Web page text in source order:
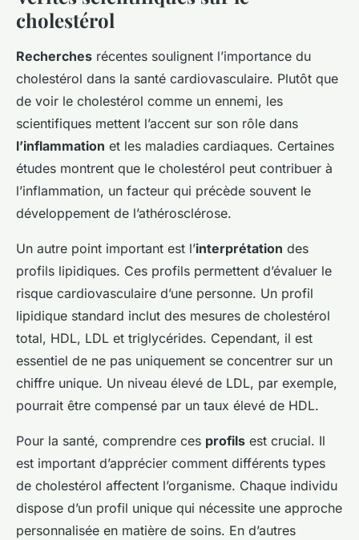
cholestérol
Recherches récentes soulignent l’importance du
cholestérol dans la santé cardiovasculaire. Plutôt que
de voir le cholestérol comme un ennemi, les
scientifiques mettent l’accent sur son rôle dans
l’inflammation et les maladies cardiaques. Certaines
études montrent que le cholestérol peut contribuer à
l’inflammation, un facteur qui précède souvent le
développement de l’athérosclérose.
Un autre point important est l’interprétation des
profils lipidiques. Ces profils permettent d’évaluer le
risque cardiovasculaire d’une personne. Un profil
lipidique standard inclut des mesures de cholestérol
total, HDL, LDL et triglycérides. Cependant, il est
essentiel de ne pas uniquement se concentrer sur un
chiffre unique. Un niveau élevé de LDL, par exemple,
pourrait être compensé par un taux élevé de HDL.
Pour la santé, comprendre ces profils est crucial. Il
est important d’apprécier comment différents types
de cholestérol affectent l’organisme. Chaque individu
dispose d’un profil unique qui nécessite une approche
personnalisée en matière de soins. En d’autres